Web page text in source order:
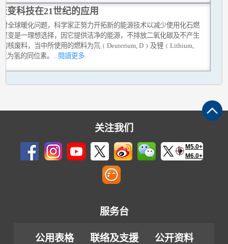
变科技在21世纪的应用
全球暖化问题，科学家正努力开拓新的能源技术以减少使用化石燃
变是一理想选择，因它提供洁净的能源，不排放二氧化碳及不产生
核废料，当中所使用的燃料为氘﹙Deuterium, D﹚及锂﹙Lithium,
为氢的同位素。 ...閱讀更多
关注我们
M5.0+
M6.0+
服务台
公用表格 联络及支援
公开资料